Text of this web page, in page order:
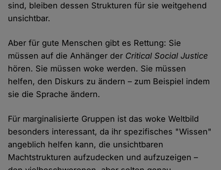
sind, bleiben dessen Strukturen für sie weitgehend
unsichtbar.
Aber für gute Menschen gibt es Rettung: Sie
müssen auf die Anhänger der Critical Social Justice
hören. Sie müssen woke werden. Sie müssen
helfen, den Diskurs zu ändern – zum Beispiel indem
sie die Sprache ändern.
Für marginalisierte Gruppen ist das woke Weltbild
besonders interessant, da ihr spezifisches "Wissen"
angeblich helfen kann, die unsichtbaren
Machtstrukturen aufzudecken und aufzuzeigen –